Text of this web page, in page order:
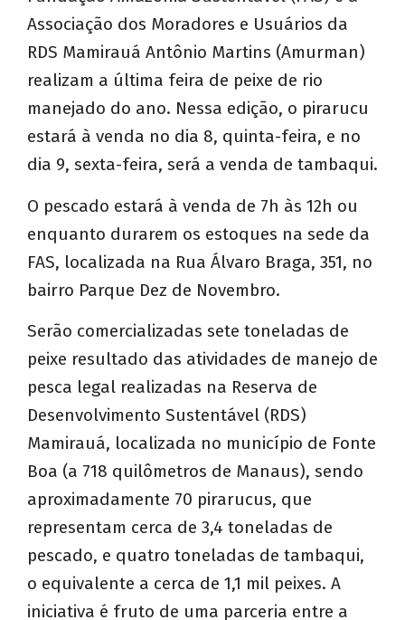
Associação dos Moradores e Usuários da
RDS Mamirauá Antônio Martins (Amurman)
realizam a última feira de peixe de rio
manejado do ano. Nessa edição, o pirarucu
estará à venda no dia 8, quinta-feira, e no
dia 9, sexta-feira, será a venda de tambaqui.
O pescado estará à venda de 7h às 12h ou
enquanto durarem os estoques na sede da
FAS, localizada na Rua Álvaro Braga, 351, no
bairro Parque Dez de Novembro.
Serão comercializadas sete toneladas de
peixe resultado das atividades de manejo de
pesca legal realizadas na Reserva de
Desenvolvimento Sustentável (RDS)
Mamirauá, localizada no município de Fonte
Boa (a 718 quilômetros de Manaus), sendo
aproximadamente 70 pirarucus, que
representam cerca de 3,4 toneladas de
pescado, e quatro toneladas de tambaqui,
o equivalente a cerca de 1,1 mil peixes. A
iniciativa é fruto de uma parceria entre a